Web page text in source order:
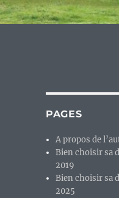
PAGES
A propos de
Bien choisir sa
2019
Bien choisir sa
2025